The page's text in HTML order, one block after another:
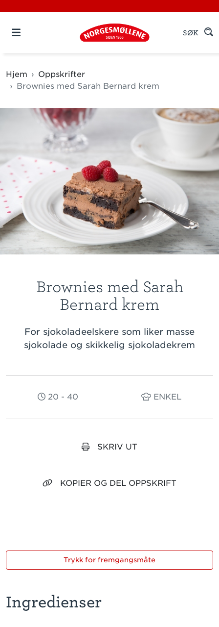
SØK
Hjem
Oppskrifter
Brownies med Sarah Bernard krem
Brownies med Sarah
Bernard krem
For sjokoladeelskere som liker masse
sjokolade og skikkelig sjokoladekrem
20 - 40 ENKEL
SKRIV UT
KOPIER OG DEL OPPSKRIFT
Ingredienser
Trykk for fremgangsmåte